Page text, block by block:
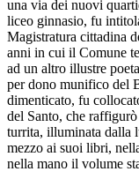
una via dei nuovi
liceo ginnasio, fu
Magistratura cittadina
anni in cui il Comune
ad un altro illustre
per dono munifico del
dimenticato, fu
del Santo, che
turrita, illuminata dalla
mezzo ai suoi libri,
nella mano il volume